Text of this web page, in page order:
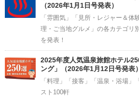
（2026年1月1日号発表）
「雰囲気」「見所・レジャー＆体
理・ご当地グルメ」の各カテゴリ
を発表！
2025年度人気温泉旅館ホテル
ング」（2026年1月12日号発表）
「料理」「接客」「温泉・浴場」
スト100軒